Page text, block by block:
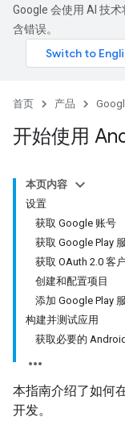
Google 会使用 AI 技
含错误。
首页 产品
开始使用
本页内容
设置
获取 Google 账号
获取 Google Play
获取 OAuth 2.0 客
创建和配置项目
添加 Google Play
构建并测试应用
获取必要的
本指南介绍了如何
开发。